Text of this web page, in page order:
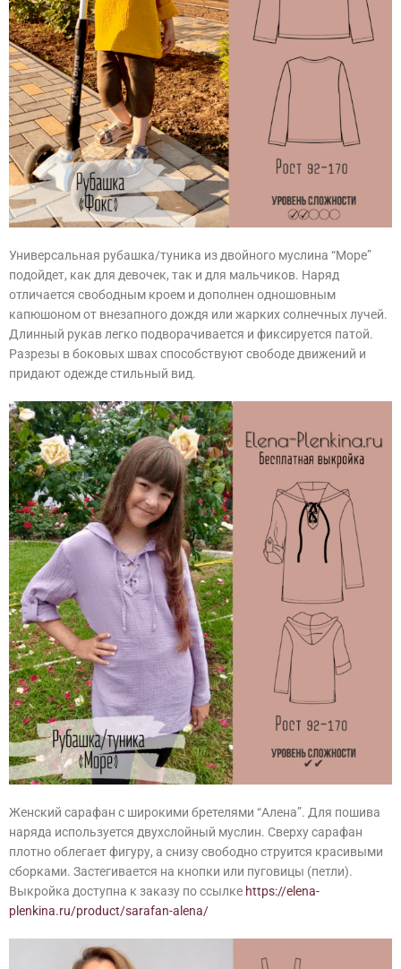
Универсальная рубашка/туника из двойного муслина “Море”
подойдет, как для девочек, так и для мальчиков. Наряд
отличается свободным кроем и дополнен одношовным
капюшоном от внезапного дождя или жарких солнечных лучей.
Длинный рукав легко подворачивается и фиксируется патой.
Разрезы в боковых швах способствуют свободе движений и
придают одежде стильный вид.
Женский сарафан с широкими бретелями “Алена”. Для пошива
наряда используется двухслойный муслин. Сверху сарафан
плотно облегает фигуру, а снизу свободно струится красивыми
сборками. Застегивается на кнопки или пуговицы (петли).
Выкройка доступна к заказу по ссылке https://elena-
plenkina.ru/product/sarafan-alena/